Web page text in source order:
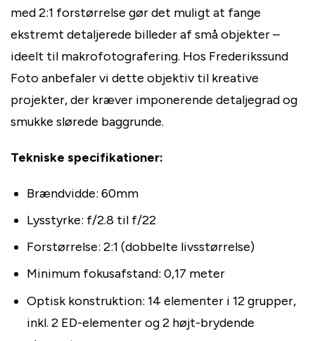
med 2:1 forstørrelse gør det muligt at fange
ekstremt detaljerede billeder af små objekter –
ideelt til makrofotografering. Hos Frederikssund
Foto anbefaler vi dette objektiv til kreative
projekter, der kræver imponerende detaljegrad og
smukke slørede baggrunde.
Tekniske specifikationer:
Brændvidde: 60mm
Lysstyrke: f/2.8 til f/22
Forstørrelse: 2:1 (dobbelte livsstørrelse)
Minimum fokusafstand: 0,17 meter
Optisk konstruktion: 14 elementer i 12 grupper,
inkl. 2 ED-elementer og 2 højt-brydende